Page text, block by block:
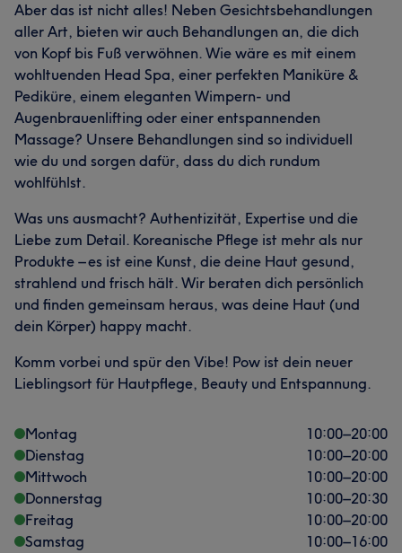
Herzlich 25 Sympathisch 23 Professionell 19
Kompetent 17
Aber das ist nicht alles! Neben Gesichtsbehandlungen
aller Art, bieten wir auch Behandlungen an, die dich
von Kopf bis Fuß verwöhnen. Wie wäre es mit einem
wohltuenden Head Spa, einer perfekten Maniküre &
Pediküre, einem eleganten Wimpern- und
Augenbrauenlifting oder einer entspannenden
Massage? Unsere Behandlungen sind so individuell
wie du und sorgen dafür, dass du dich rundum
wohlfühlst.
Was uns ausmacht? Authentizität, Expertise und die
Liebe zum Detail. Koreanische Pflege ist mehr als nur
Produkte – es ist eine Kunst, die deine Haut gesund,
strahlend und frisch hält. Wir beraten dich persönlich
und finden gemeinsam heraus, was deine Haut (und
dein Körper) happy macht.
Komm vorbei und spür den Vibe! Pow ist dein neuer
Lieblingsort für Hautpflege, Beauty und Entspannung.
Montag 10:00–20:00
Dienstag
10:00–20:00
Mittwoch
10:00–20:00
Donnerstag
10:00–20:30
Freitag
10:00–20:00
Samstag
10:00–16:00